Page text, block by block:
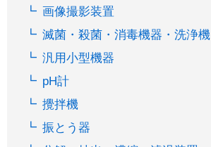
画像撮影装置
滅菌・殺菌・消毒機器・洗浄機
汎用小型機器
pH計
攪拌機
振とう器